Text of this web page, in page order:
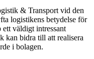
& Transport vid den
logistikens betydelse för
väldigt intressant
kan bidra till att realisera
i bolagen.